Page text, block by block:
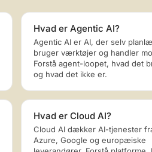
Hvad er Agentic AI?
Agentic AI er AI, der selv
bruger værktøjer og handler
Forstå agent-loopet, hvad det
og hvad det ikke er.
Hvad er Cloud AI?
Cloud AI dækker AI-tjenester
Azure, Google og europæiske